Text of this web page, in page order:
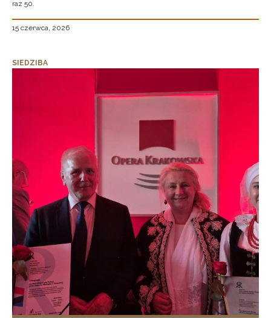
raz 50.
15 czerwca, 2026
SIEDZIBA